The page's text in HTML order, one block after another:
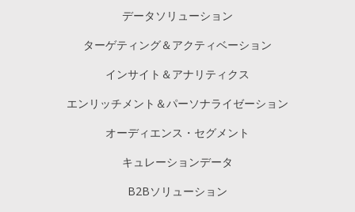
データソリューション
ターゲティング＆アクティベーション
インサイト＆アナリティクス
エンリッチメント＆パーソナライゼーション
オーディエンス・セグメント
キュレーションデータ
B2Bソリューション